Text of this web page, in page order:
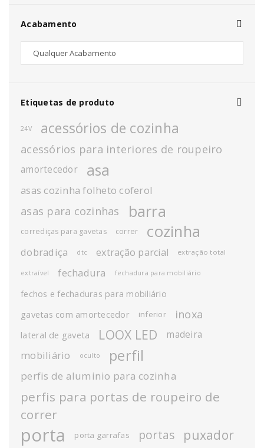
Acabamento
Etiquetas de produto
24V acessórios de cozinha
acessórios para interiores de roupeiro
amortecedor asa
asas cozinha folheto coferol
asas para cozinhas barra
corrediças para gavetas correr cozinha
dobradiça dtc extração parcial extração total
extraível fechadura fechadura para mobiliário
fechos e fechaduras para mobiliário
gavetas com amortecedor
inferior inoxa
lateral de gaveta LOOX LED madeira
mobiliário oculto perfil
perfis de aluminio para cozinha
perfis para portas de roupeiro de
correr
porta porta garrafas portas puxador